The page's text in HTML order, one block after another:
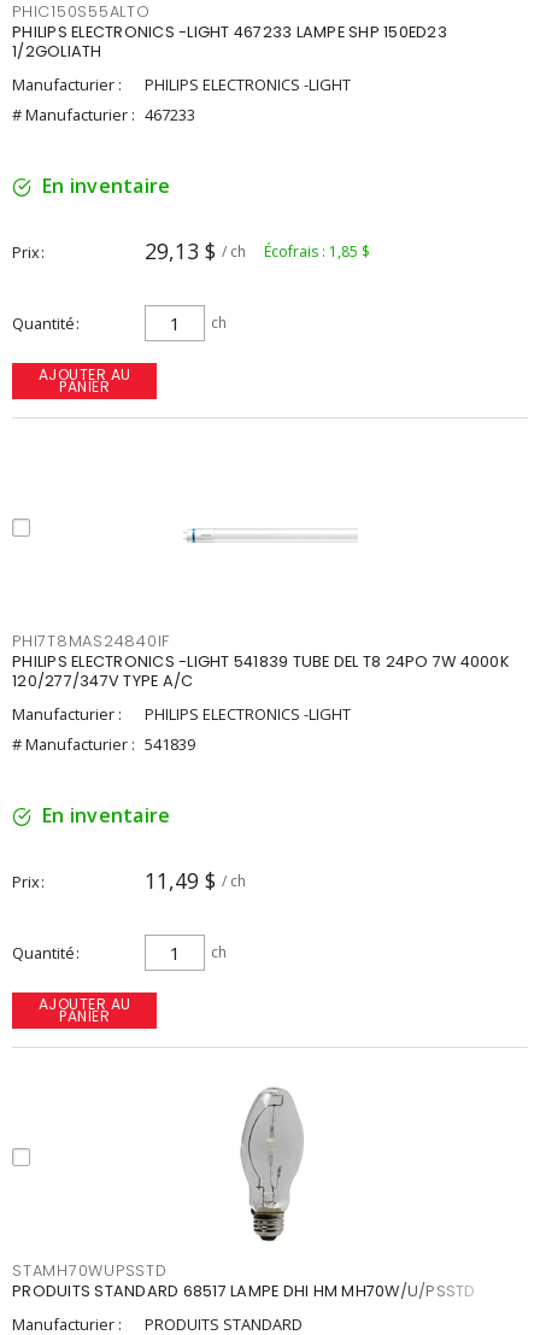
PHIC150S55ALTO
PHILIPS ELECTRONICS -LIGHT 467233 LAMPE SHP 150ED23
1/2GOLIATH
Manufacturier :
PHILIPS ELECTRONICS -LIGHT
# Manufacturier : 467233
En inventaire
Prix 29,13 $ / ch Écofrais : 1,85 $
Quantité ch
AJOUTER AU
PANIER
PHI7T8MAS24840IF
PHILIPS ELECTRONICS -LIGHT 541839 TUBE DEL T8 24PO 7W 4000K
120/277/347V TYPE A/C
Manufacturier :
PHILIPS ELECTRONICS -LIGHT
# Manufacturier : 541839
En inventaire
Prix 11,49 $ / ch
Quantité ch
AJOUTER AU
PANIER
STAMH70WUPSSTD
PRODUITS STANDARD 68517 LAMPE DHI HM MH70W/U/PSSTD
Manufacturier :
PRODUITS STANDARD